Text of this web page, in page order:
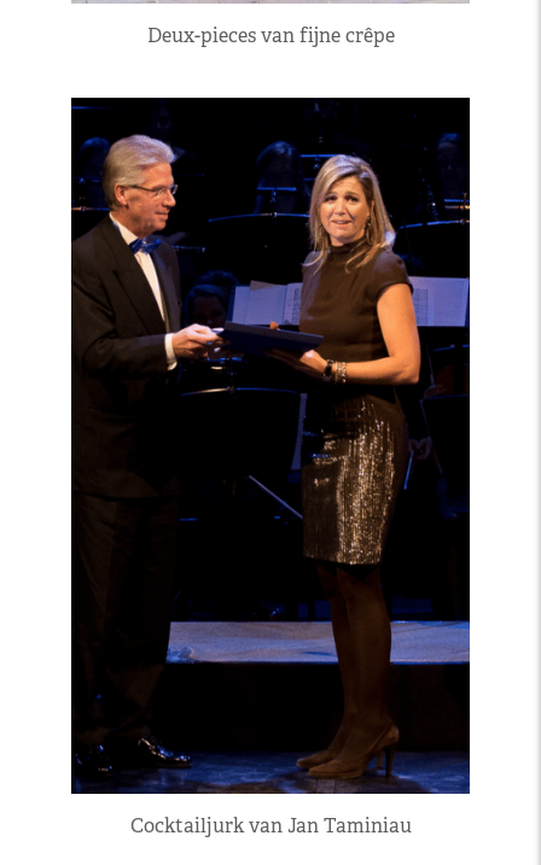
Deux-pieces van fijne crêpe
Cocktailjurk van Jan Taminiau